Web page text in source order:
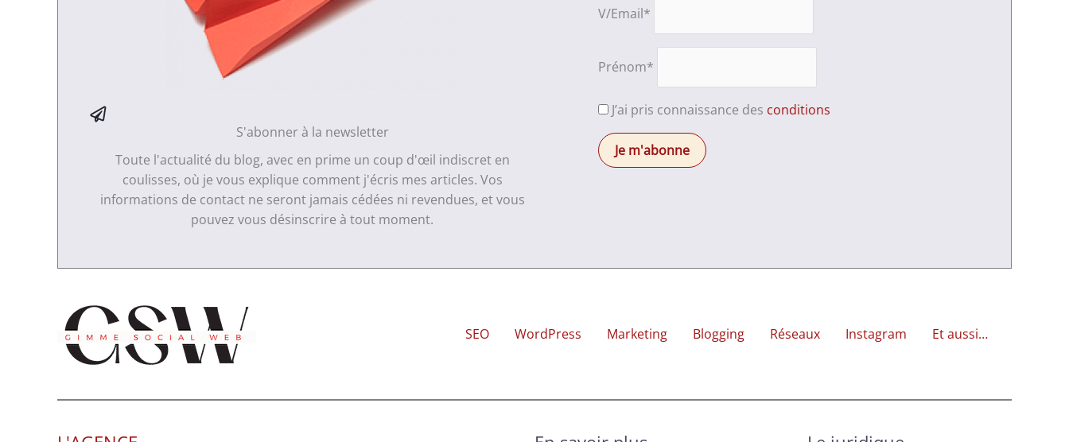
S'abonner à la newsletter
Toute l'actualité du blog, avec en prime un coup d'œil indiscret en
coulisses, où je vous explique comment j'écris mes articles. Vos
informations de contact ne seront jamais cédées ni revendues, et vous
pouvez vous désinscrire à tout moment.
V/Email*
Prénom*
J’ai pris connaissance des conditions
SEO WordPress Marketing Blogging Réseaux Instagram Et aussi…